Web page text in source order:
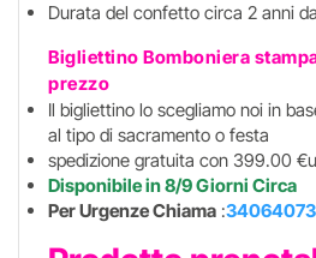
Durata del confetto circa 2 anni
Bigliettino Bomboniera
prezzo
Il bigliettino lo scegliamo noi in
al tipo di sacramento o festa
spedizione gratuita con 399.00
Disponibile in 8/9 Giorni Circa
Per Urgenze Chiama :